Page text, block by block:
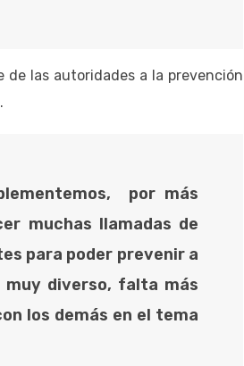
de las autoridades a la prevención
por más
muchas llamadas de
para poder prevenir a
muy diverso, falta más
los demás en el tema